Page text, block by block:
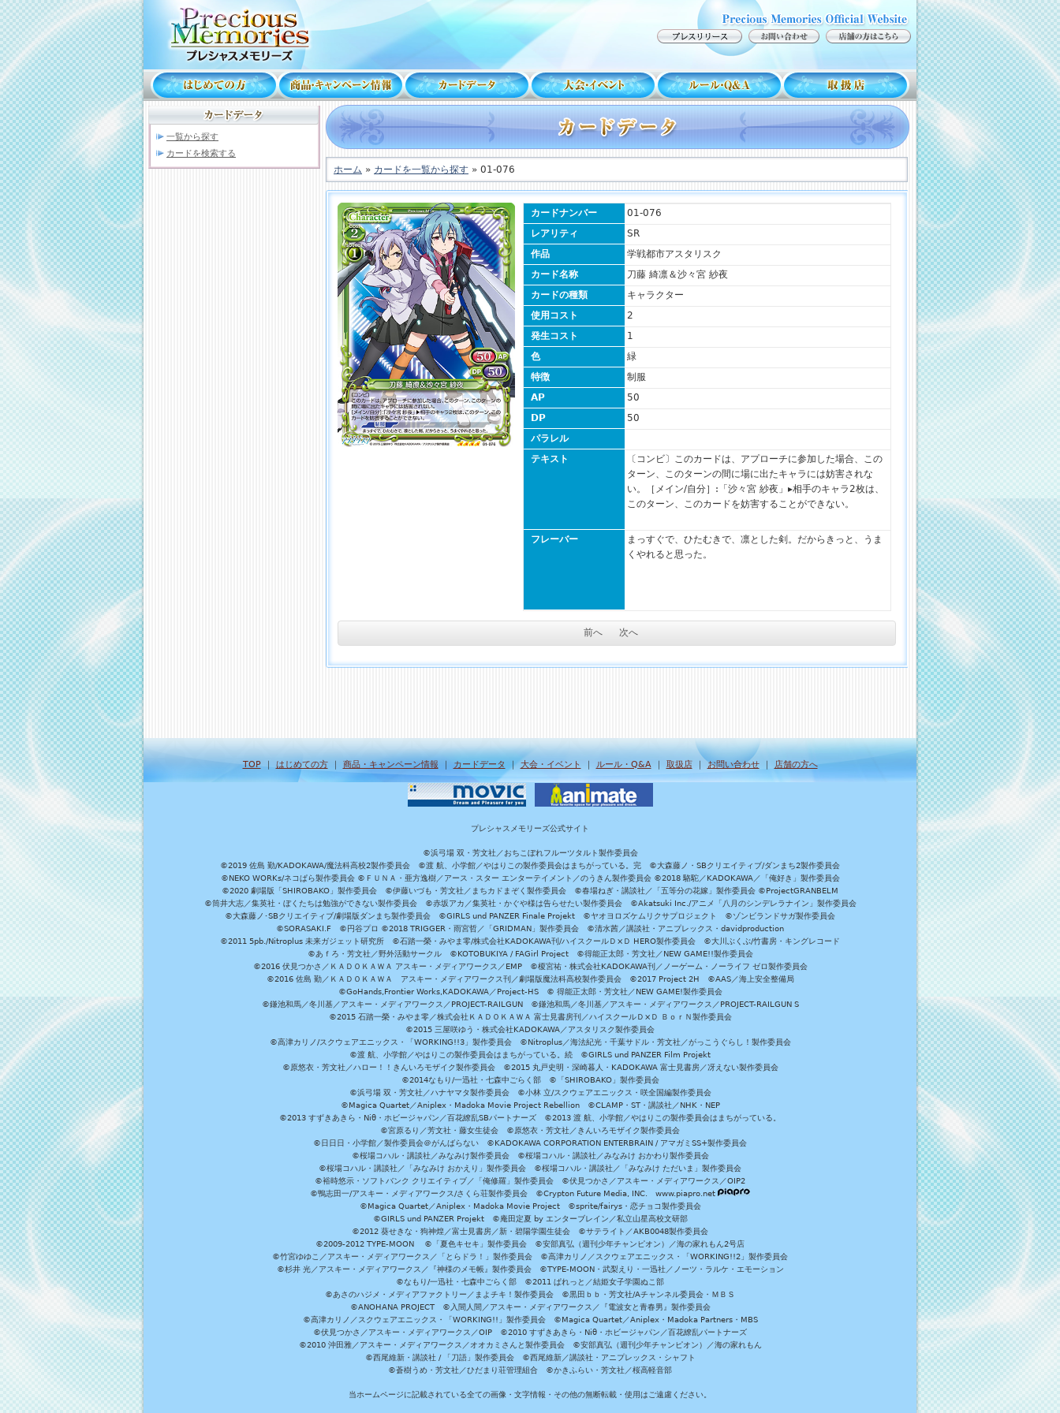
一覧から探す
カードを検索する
ホーム » カードを一覧から探す » 01-076
カードナンバー
01-076
レアリティ
SR
作品
学戦都市アスタリスク
カード名称
刀藤 綺凛＆沙々宮 紗夜
カードの種類
キャラクター
使用コスト
2
発生コスト
1
色
緑
特徴
制服
AP
50
DP
50
パラレル
テキスト
〔コンビ〕このカードは、アプローチに参加した場合、この
ターン、このターンの間に場に出たキャラには妨害されな
い。［メイン/自分］:「沙々宮 紗夜」▸相手のキャラ2枚は、
このターン、このカードを妨害することができない。
フレーバー
まっすぐで、ひたむきで、凛とした剣。だからきっと、うま
くやれると思った。
前へ 次へ
TOP｜ はじめての方｜ 商品・キャンペーン情報 ｜ カードデータ ｜大会・イベント ｜ ルール・Q&A｜ 取扱店｜お問い合わせ｜ 店舗の方へ
プレシャスメモリーズ公式サイト
©浜弓場 双・芳文社／おちこぼれフルーツタルト製作委員会
©2019 佐島 勤/KADOKAWA/魔法科高校2製作委員会 ©渡 航、小学館／やはりこの製作委員会はまちがっている。完 ©大森藤ノ・SBクリエイティブ/ダンまち2製作委員会
©NEKO WORKs/ネコぱら製作委員会 ©ＦＵＮＡ・亜方逸樹／アース・スター エンターテイメント／のうきん製作委員会 ©2018 駱駝／KADOKAWA／「俺好き」製作委員会
©2020 劇場版「SHIROBAKO」製作委員会 ©伊藤いづも・芳文社／まちカドまぞく製作委員会 ©春場ねぎ・講談社／「五等分の花嫁」製作委員会 ©ProjectGRANBELM
©筒井大志／集英社・ぼくたちは勉強ができない製作委員会 ©赤坂アカ／集英社・かぐや様は告らせたい製作委員会 ©Akatsuki Inc./アニメ「八月のシンデレラナイン」製作委員会
©大森藤ノ･SBクリエイティブ/劇場版ダンまち製作委員会 ©GIRLS und PANZER Finale Projekt ©ヤオヨロズケムリクサプロジェクト ©ゾンビランドサガ製作委員会
©SORASAKI.F ©円谷プロ ©2018 TRIGGER・雨宮哲／「GRIDMAN」製作委員会 ©清水茜／講談社・アニプレックス・davidproduction
©2011 5pb./Nitroplus 未来ガジェット研究所 ©石踏一榮・みやま零/株式会社KADOKAWA刊/ハイスクールＤ×Ｄ HERO製作委員会 ©大川ぶくぶ/竹書房・キングレコード
©あｆろ・芳文社／野外活動サークル ©KOTOBUKIYA / FAGirl Project ©得能正太郎・芳文社／NEW GAME!!製作委員会
©2016 伏見つかさ／ＫＡＤＯＫＡＷＡ アスキー・メディアワークス／EMP ©榎宮祐・株式会社KADOKAWA刊／ノーゲーム・ノーライフ ゼロ製作委員会
©2016 佐島 勤／ＫＡＤＯＫＡＷＡ アスキー・メディアワークス刊／劇場版魔法科高校製作委員会 ©2017 Project 2H ©AAS／海上安全整備局
©GoHands,Frontier Works,KADOKAWA／Project-HS © 得能正太郎・芳文社／NEW GAME!製作委員会
©鎌池和馬／冬川基／アスキー・メディアワークス／PROJECT-RAILGUN ©鎌池和馬／冬川基／アスキー・メディアワークス／PROJECT-RAILGUN S
©2015 石踏一榮・みやま零／株式会社ＫＡＤＯＫＡＷＡ 富士見書房刊／ハイスクールＤ×Ｄ ＢｏｒＮ製作委員会
©2015 三屋咲ゆう・株式会社KADOKAWA／アスタリスク製作委員会
©高津カリノ/スクウェアエニックス・「WORKING!!3」製作委員会 ©Nitroplus／海法紀光・千葉サドル・芳文社／がっこうぐらし！製作委員会
©渡 航、小学館／やはりこの製作委員会はまちがっている。続 ©GIRLS und PANZER Film Projekt
©原悠衣・芳文社／ハロー！！きんいろモザイク製作委員会 ©2015 丸戸史明・深崎暮人・KADOKAWA 富士見書房／冴えない製作委員会
©2014なもり/一迅社・七森中ごらく部 ©「SHIROBAKO」製作委員会
©浜弓場 双・芳文社／ハナヤマタ製作委員会 ©小林 立/スクウェアエニックス・咲全国編製作委員会
©Magica Quartet／Aniplex・Madoka Movie Project Rebellion ©CLAMP・ST・講談社／NHK・NEP
©2013 すずきあきら・Niθ・ホビージャパン／百花繚乱SBパートナーズ ©2013 渡 航、小学館／やはりこの製作委員会はまちがっている。
©宮原るり／芳文社・藤女生徒会 ©原悠衣・芳文社／きんいろモザイク製作委員会
©日日日・小学館／製作委員会＠がんばらない ©KADOKAWA CORPORATION ENTERBRAIN / アマガミSS+製作委員会
©桜場コハル・講談社／みなみけ製作委員会 ©桜場コハル・講談社／みなみけ おかわり製作委員会
©桜場コハル・講談社／「みなみけ おかえり」製作委員会 ©桜場コハル・講談社／「みなみけ ただいま」製作委員会
©裕時悠示・ソフトバンク クリエイティブ／「俺修羅」製作委員会 ©伏見つかさ／アスキー・メディアワークス／OIP2
©鴨志田一/アスキー・メディアワークス/さくら荘製作委員会 ©Crypton Future Media, INC. www.piapro.net
©Magica Quartet／Aniplex・Madoka Movie Project ©sprite/fairys・恋チョコ製作委員会
©GIRLS und PANZER Projekt ©庵田定夏 by エンターブレイン／私立山星高校文研部
©2012 葵せきな・狗神煌／富士見書房／新・碧陽学園生徒会 ©サテライト／AKB0048製作委員会
©2009-2012 TYPE-MOON ©「夏色キセキ」製作委員会 ©安部真弘（週刊少年チャンピオン）／海の家れもん2号店
©竹宮ゆゆこ／アスキー・メディアワークス／「とらドラ！」製作委員会 ©高津カリノ／スクウェアエニックス・「WORKING!!2」製作委員会
©杉井 光／アスキー・メディアワークス／『神様のメモ帳』製作委員会 ©TYPE-MOON・武梨えり・一迅社／ノーツ・ラルケ・エモーション
©なもり/一迅社・七森中ごらく部 ©2011 ぱれっと／結姫女子学園ぬこ部
©あさのハジメ・メディアファクトリー／まよチキ！製作委員会 ©黒田ｂｂ・芳文社/Aチャンネル委員会・ＭＢＳ
©ANOHANA PROJECT ©入間人間／アスキー・メディアワークス／『電波女と青春男』製作委員会
©高津カリノ／スクウェアエニックス・「WORKING!!」製作委員会 ©Magica Quartet／Aniplex・Madoka Partners・MBS
©伏見つかさ／アスキー・メディアワークス／OIP ©2010 すずきあきら・Niθ・ホビージャパン／百花繚乱パートナーズ
©2010 沖田雅／アスキー・メディアワークス／オオカミさんと製作委員会 ©安部真弘（週刊少年チャンピオン）／海の家れもん
©西尾維新・講談社 / 「刀語」製作委員会 ©西尾維新／講談社・アニプレックス・シャフト
©蒼樹うめ・芳文社／ひだまり荘管理組合 ©かきふらい・芳文社／桜高軽音部
当ホームページに記載されている全ての画像・文字情報・その他の無断転載・使用はご遠慮ください。